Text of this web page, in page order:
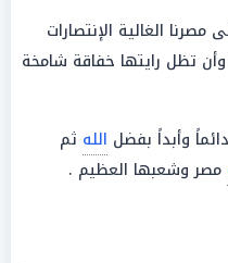
الغالية الإنتصارات
تظل رايتها خفاقة شامخة
وأبداً بفضل الله ثم
مصر وشعبها العظيم .